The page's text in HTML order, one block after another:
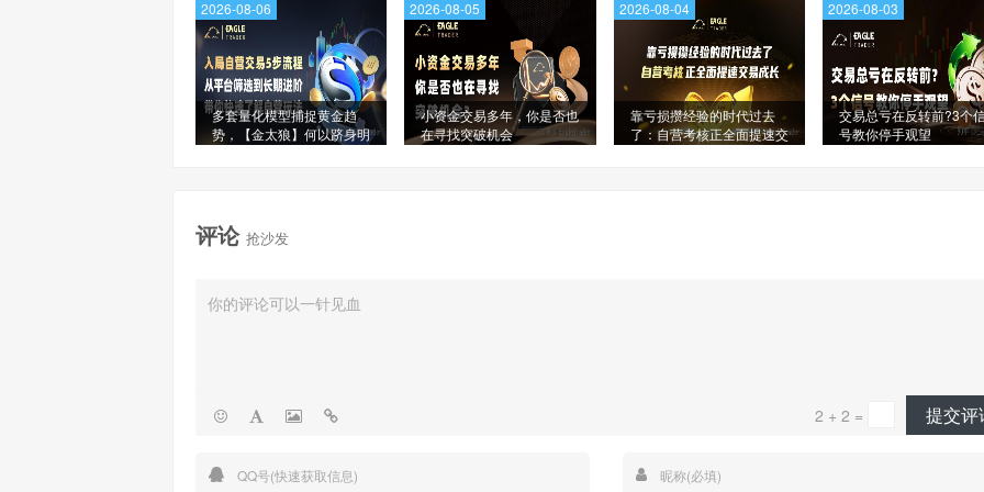
多套量化模型捕捉黄金趋
势，【金太狼】何以跻身明
2026-08-06
小资金交易多年，你是否也
在寻找突破机会
2026-08-05
靠亏损攒经验的时代过去
了：自营考核正全面提速交
2026-08-04
交易总亏在反转前?3个
号教你停手观望
2026-08-03
评论 抢沙发
2 + 2 = 提交评